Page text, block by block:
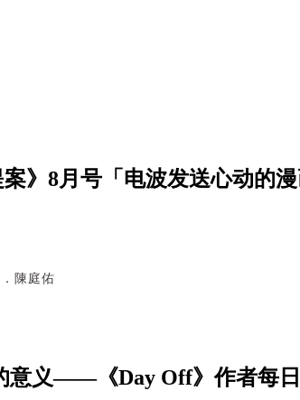
》8月号「电波发送心动的漫
陳庭佑
意义——《Day Off》作者每